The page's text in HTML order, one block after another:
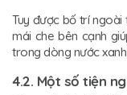
Tuy được bố trí
mái che bên cạnh
trong dòng nước
4.2. Một số tiện